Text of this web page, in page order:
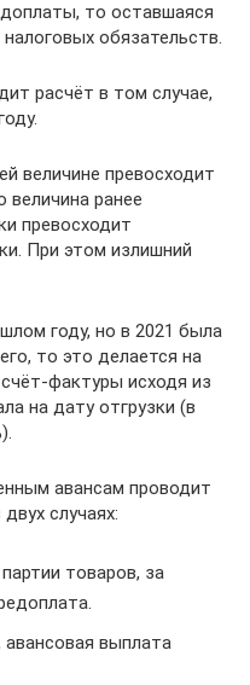
то оставшаяся
обязательств.
расчёт в том случае,
величине превосходит
величина ранее
превосходит
При этом излишний
году, но в 2021 была
то это делается на
фактуры исходя из
на дату отгрузки (в
авансам проводит
случаях:
товаров, за
выплата